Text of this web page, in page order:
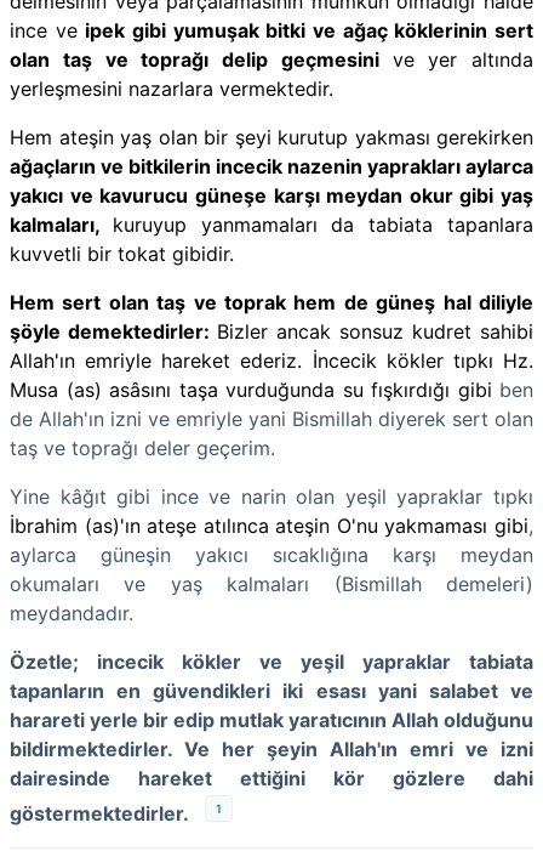
ince ve ipek gibi yumuşak bitki ve ağaç köklerinin sert
olan taş ve toprağı delip geçmesini ve yer altında
yerleşmesini nazarlara vermektedir.
Hem ateşin yaş olan bir şeyi kurutup yakması gerekirken
ağaçların ve bitkilerin incecik nazenin yaprakları aylarca
yakıcı ve kavurucu güneşe karşı meydan okur gibi yaş
kalmaları, kuruyup yanmamaları da tabiata tapanlara
kuvvetli bir tokat gibidir.
Hem sert olan taş ve toprak hem de güneş hal diliyle
şöyle demektedirler: Bizler ancak sonsuz kudret sahibi
Allah'ın emriyle hareket ederiz. İncecik kökler tıpkı Hz.
Musa (as) asâsını taşa vurduğunda su fışkırdığı gibi ben
de Allah'ın izni ve emriyle yani Bismillah diyerek sert olan
taş ve toprağı deler geçerim.
Yine kâğıt gibi ince ve narin olan yeşil yapraklar tıpkı
İbrahim (as)'ın ateşe atılınca ateşin O'nu yakmaması gibi,
aylarca güneşin yakıcı sıcaklığına karşı meydan
okumaları ve yaş kalmaları (Bismillah demeleri)
meydandadır.
Özetle; incecik kökler ve yeşil yapraklar tabiata
tapanların en güvendikleri iki esası yani salabet ve
harareti yerle bir edip mutlak yaratıcının Allah olduğunu
bildirmektedirler. Ve her şeyin Allah'ın emri ve izni
dairesinde hareket ettiğini kör gözlere dahi
göstermektedirler.
1